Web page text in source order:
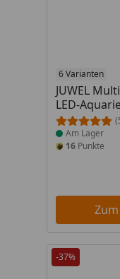
6 Varianten
JUWEL
LED-
Produkt am
Am Lager
16 Punkte
-37%